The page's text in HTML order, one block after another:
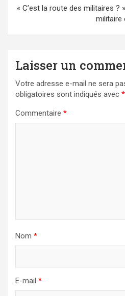
« C’est la route des militaires ?
militaire
Laisser un
Votre adresse e-mail ne sera
obligatoires sont indiqués avec *
Commentaire *
Nom *
E-mail *